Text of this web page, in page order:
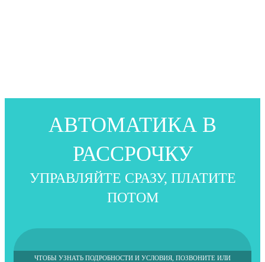
АВТОМАТИКА В
РАССРОЧКУ
УПРАВЛЯЙТЕ СРАЗУ, ПЛАТИТЕ
ПОТОМ
ЧТОБЫ УЗНАТЬ ПОДРОБНОСТИ И УСЛОВИЯ, ПОЗВОНИТЕ ИЛИ